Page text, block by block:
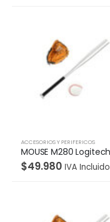
ACCESORIOS Y PERIFERICOS
$49.980 IVA Incluido